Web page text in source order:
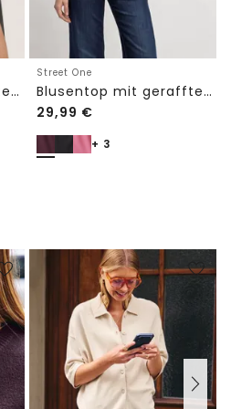
Blusentop mit gerafftem Rundhals
Street One
Blusentop mit gerafftem Rundhals
29,99 €
+ 3